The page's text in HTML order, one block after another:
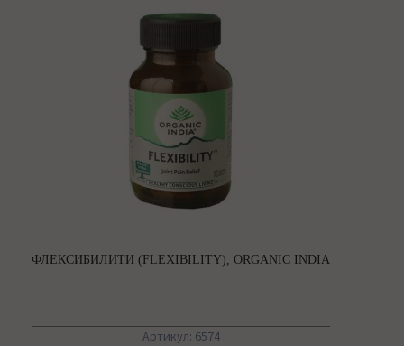
ФЛЕКСИБИЛИТИ (FLEXIBILITY), ORGANIC INDIA
Артикул: 6574